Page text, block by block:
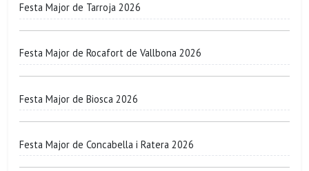
Festa Major de Tarroja 2026
Festa Major de Rocafort de Vallbona 2026
Festa Major de Biosca 2026
Festa Major de Concabella i Ratera 2026